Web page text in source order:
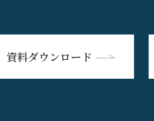
資料ダウンロード